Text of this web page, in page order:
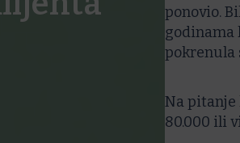
ponovio.
godinama
pokrenula
Na pitanje
80.000 ili